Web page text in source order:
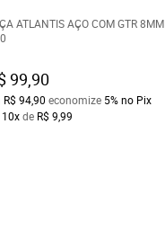
ATLANTIS AÇO COM GTR 8MM
99,90
R$ 94,90 economize 5%no Pix
10xde R$ 9,99